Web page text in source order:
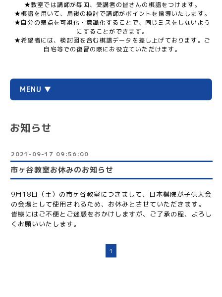
★教室では講師が毎回、受講者の皆さんの棋譜をつけます。
★棋譜を用いて、局後の検討で講師がポイントを指導いたします。
★自分の弱点を可視化・意識化することで、同じミスをしないよう
にすることができます。
★希望者には、検討図を含む棋譜データを差し上げております。ご
自宅等での復習の際にお役立ていただけます。
MENU ▼
お知らせ
2021-09-17 09:56:00
市ヶ谷教室お休みのお知らせ
9月18日（土）の市ヶ谷教室につきまして、日本棋院が子供大会
の会場として使用されるため、お休みとさせていただきます。
皆様にはご不便とご迷惑をおかけしますが、ご了承の程、よろし
くお願いいたします。
1